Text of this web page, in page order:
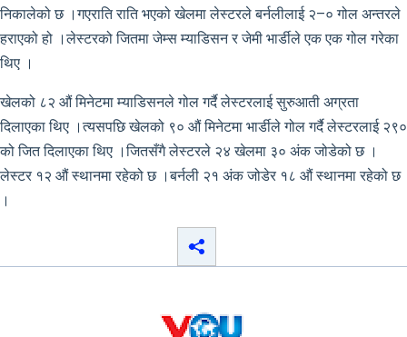
निकालेको छ ।गएराति राति भएको खेलमा लेस्टरले बर्नलीलाई २–० गोल अन्तरले
हराएको हो ।लेस्टरको जितमा जेम्स म्याडिसन र जेमी भार्डीले एक एक गोल गरेका
थिए ।
खेलको ८२ औं मिनेटमा म्याडिसनले गोल गर्दै लेस्टरलाई सुरुआती अग्रता
दिलाएका थिए ।त्यसपछि खेलको ९० औं मिनेटमा भार्डीले गोल गर्दै लेस्टरलाई २९०
को जित दिलाएका थिए ।जितसँगै लेस्टरले २४ खेलमा ३० अंक जोडेको छ ।
लेस्टर १२ औं स्थानमा रहेको छ ।बर्नली २१ अंक जोडेर १८ औं स्थानमा रहेको छ
।